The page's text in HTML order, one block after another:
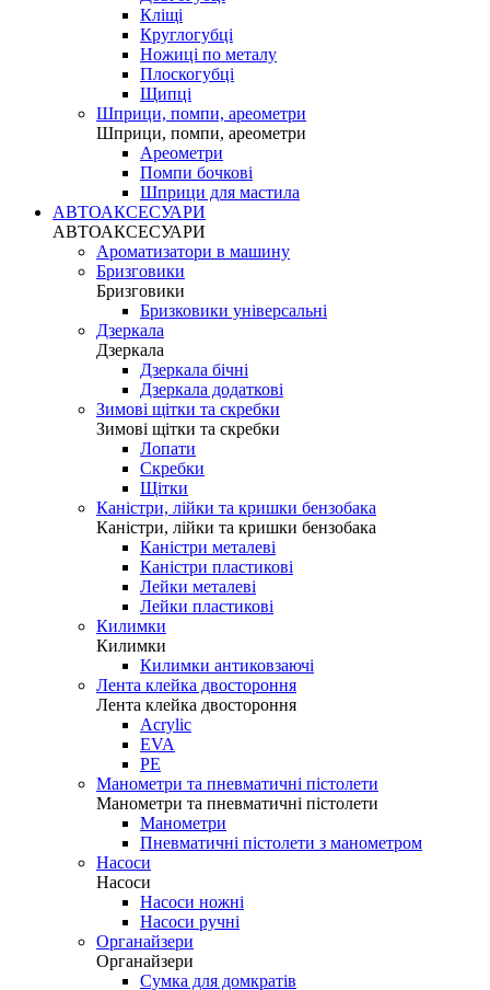
Кліщі
Круглогубці
Ножиці по металу
Плоскогубці
Щипці
Шприци, помпи, ареометри
Шприци, помпи, ареометри
Ареометри
Помпи бочкові
Шприци для мастила
АВТОАКСЕСУАРИ
АВТОАКСЕСУАРИ
Ароматизатори в машину
Бризговики
Бризговики
Бризковики універсальні
Дзеркала
Дзеркала
Дзеркала бічні
Дзеркала додаткові
Зимові щітки та скребки
Зимові щітки та скребки
Лопати
Скребки
Щітки
Каністри, лійки та кришки бензобака
Каністри, лійки та кришки бензобака
Каністри металеві
Каністри пластикові
Лейки металеві
Лейки пластикові
Килимки
Килимки
Килимки антиковзаючі
Лента клейка двостороння
Лента клейка двостороння
Acrylic
EVA
PE
Манометри та пневматичні пістолети
Манометри та пневматичні пістолети
Манометри
Пневматичні пістолети з манометром
Насоси
Насоси
Насоси ножні
Насоси ручні
Органайзери
Органайзери
Сумка для домкратів